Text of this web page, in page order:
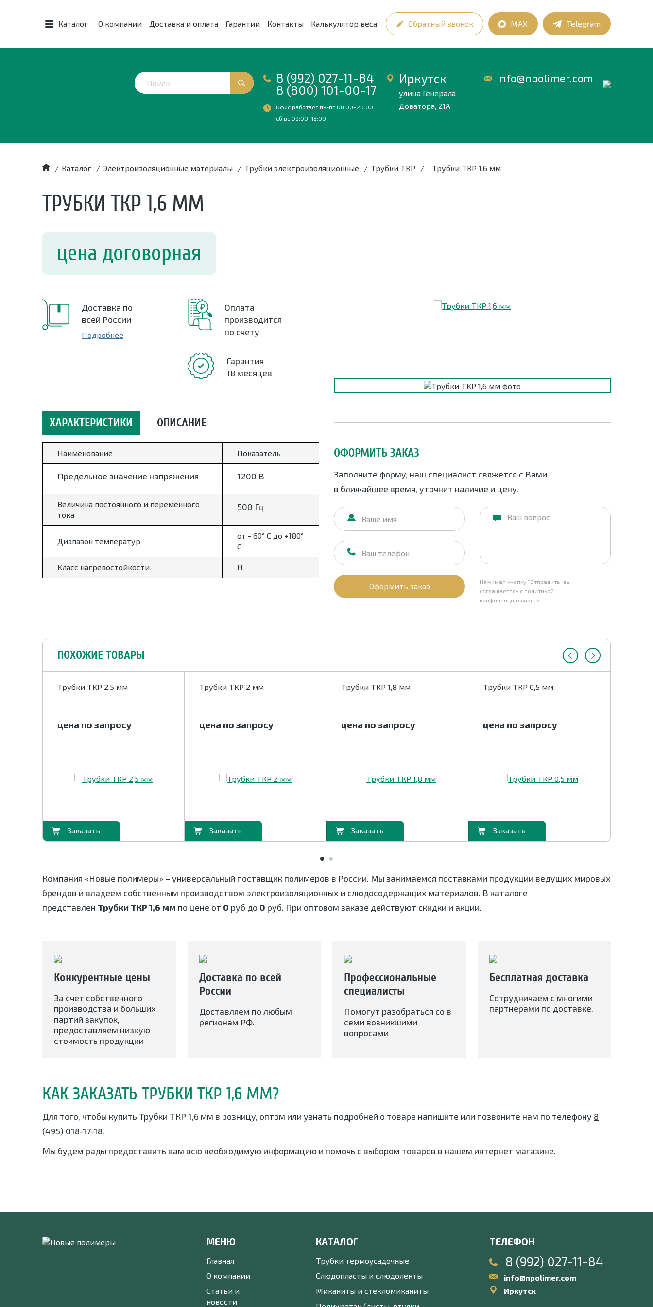
Каталог О компании Доставка и оплата Гарантии Контакты Калькулятор веса Обратный звонок MAX Telegram
8 (992) 027-11-84
8 (800) 101-00-17
Офис работает пн-пт 08:00–20:00
сб,вс 09:00–18:00
Иркутск
улица Генерала
Доватора, 21А
info@npolimer.com
/ Каталог / Электроизоляционные материалы / Трубки электроизоляционные / Трубки ТКР / Трубки ТКР 1,6 мм
ТРУБКИ ТКР 1,6 ММ
ОФОРМИТЬ ЗАКАЗ
Заполните форму, наш специалист свяжется с Вами
в ближайшее время, уточнит наличие и цену.
Оформить заказ
Нажимая кнопку “Отправить” вы
соглашаетесь с политикой
конфиденциальности
цена договорная
Доставка по
всей России
Подробнее
Оплата
производится
по счету
Гарантия
18 месяцев
ХАРАКТЕРИСТИКИ ОПИСАНИЕ
Наименование Показатель
Предельное значение напряжения 1200 В
Величина постоянного и переменного
тока
500 Гц
Диапазон температур
от - 60° С до +180°
С
Класс нагревостойкости Н
ПОХОЖИЕ ТОВАРЫ
Трубки ТКР 2,5 мм
цена по запросу
В корзину
Трубки ТКР 2 мм
цена по запросу
В корзину
Трубки ТКР 1,8 мм
цена по запросу
В корзину
Трубки ТКР 0,5 мм
цена по запросу
В корзину
Компания «Новые полимеры» – универсальный поставщик полимеров в России. Мы занимаемся поставками продукции ведущих мировых
брендов и владеем собственным производством электроизоляционных и слюдосодержащих материалов. В каталоге
представлен Трубки ТКР 1,6 мм по цене от 0 руб до 0 руб. При оптовом заказе действуют скидки и акции.
Конкурентные цены
За счет собственного
производства и больших
партий закупок,
предоставляем низкую
стоимость продукции
Доставка по всей
России
Доставляем по любым
регионам РФ.
Профессиональные
специалисты
Помогут разобраться со в
семи возникшими
вопросами
Бесплатная доставка
Сотрудничаем с многими
партнерами по доставке.
КАК ЗАКАЗАТЬ ТРУБКИ ТКР 1,6 ММ?
Для того, чтобы купить Трубки ТКР 1,6 мм в розницу, оптом или узнать подробней о товаре напишите или позвоните нам по телефону 8
(495) 018-17-18.
Мы будем рады предоставить вам всю необходимую информацию и помочь с выбором товаров в нашем интернет магазине.
МЕНЮ
Главная
О компании
Статьи и
новости
КАТАЛОГ
Трубки термоусадочные
Слюдопласты и слюдоленты
Миканиты и стекломиканиты
ТЕЛЕФОН
8 (992) 027-11-84
info@npolimer.com
Иркутск